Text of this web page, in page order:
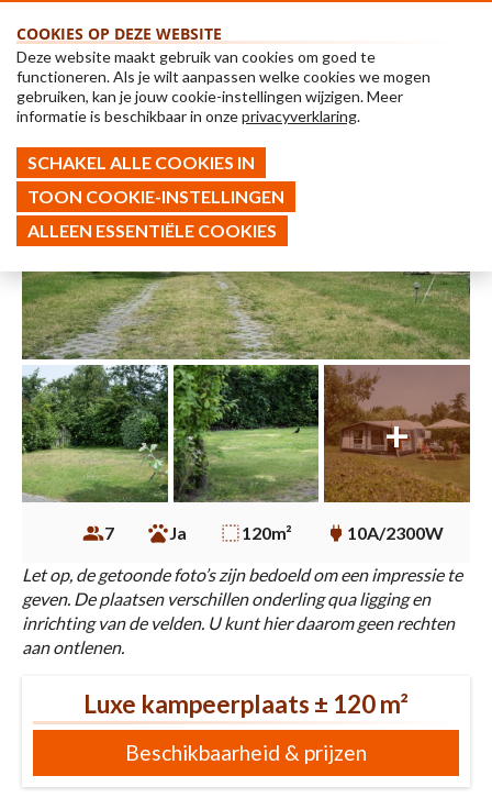
7 Ja 120m²
10A/2300W
Let op, de getoonde foto’s zijn bedoeld om een impressie te
geven. De plaatsen verschillen onderling qua ligging en
inrichting van de velden. U kunt hier daarom geen rechten
aan ontlenen.
Luxe kampeerplaats ± 120 m²
Beschikbaarheid & prijzen
COOKIES OP DEZE WEBSITE
Deze website maakt gebruik van cookies om goed te
functioneren. Als je wilt aanpassen welke cookies we mogen
gebruiken, kan je jouw cookie-instellingen wijzigen. Meer
informatie is beschikbaar in onzeprivacyverklaring.
SCHAKEL ALLE COOKIES IN
TOON COOKIE-INSTELLINGEN
ALLEEN ESSENTIËLE COOKIES